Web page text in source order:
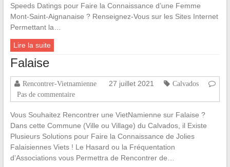
Speeds Datings pour Faire la Connaissance d’une Femme
Mont-Saint-Aignanaise ? Renseignez-Vous sur les Sites Internet
Permettant la…
Lire la suite
Falaise
Rencontrer-Vietnamienne 27 juillet 2021
Calvados
Pas de commentaire
Vous Souhaitez Rencontrer une VietNamienne sur Falaise ?
Dans cette Commune (Ville ou Village) du Calvados, il Existe
Plusieurs Solutions pour Faire la Connaissance de Jolies
Falaisiennes Viets ! Le Hasard ou la Fréquentation
d’Associations vous Permettra de Rencontrer de…